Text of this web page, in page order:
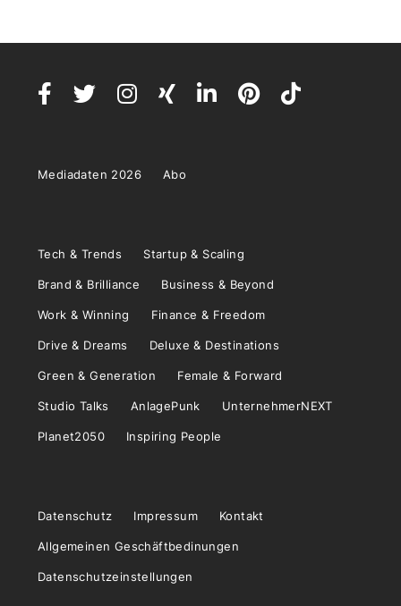
Mediadaten 2026 Abo
Tech & Trends Startup & Scaling
Brand & Brilliance Business & Beyond
Work & Winning Finance & Freedom
Drive & Dreams Deluxe & Destinations
Green & Generation Female & Forward
Studio Talks AnlagePunk UnternehmerNEXT
Planet2050 Inspiring People
Datenschutz Impressum Kontakt
Allgemeinen Geschäftbedinungen
Datenschutzeinstellungen